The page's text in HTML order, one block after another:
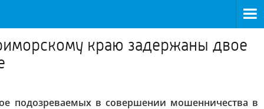
краю задержаны двое
подозреваемых в совершении мошенничества в